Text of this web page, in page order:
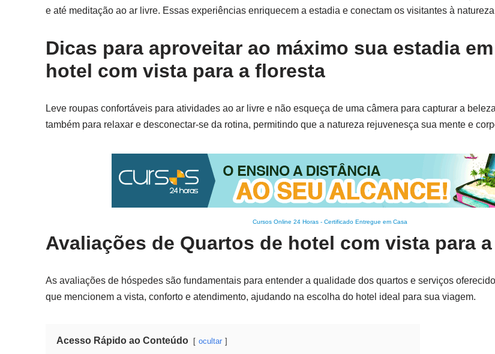
e até meditação ao ar livre. Essas experiências enriquecem a estadia e conectam os visitantes à
Dicas para aproveitar ao máximo sua estadia
hotel com vista para a floresta
Leve roupas confortáveis para atividades ao ar livre e não esqueça de uma câmera para capturar a
também para relaxar e desconectar-se da rotina, permitindo que a natureza rejuvenesça sua mente e
Cursos Online 24 Horas- Certificado Entregue em Casa
Avaliações de Quartos de hotel com vista para
As avaliações de hóspedes são fundamentais para entender a qualidade dos quartos e serviços
que mencionem a vista, conforto e atendimento, ajudando na escolha do hotel ideal para sua viagem.
Acesso Rápido ao Conteúdo ocultar